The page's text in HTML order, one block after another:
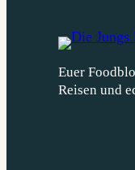
Euer
Reisen und